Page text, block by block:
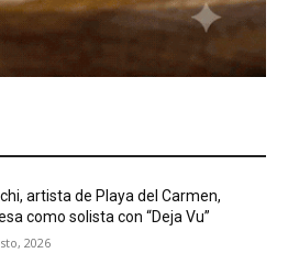
artista de Playa del Carmen,
como solista con “Deja Vu”
2026